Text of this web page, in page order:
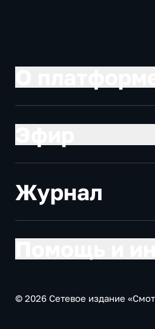
Журнал
© 2026 Сетевое издание